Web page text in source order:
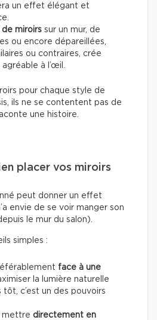
un effet élégant et
miroirs sur un mur, de
ou encore dépareillées,
ou contraires, crée
agréable à l’œil.
pour chaque style de
ils ne se contentent pas de
une histoire.
placer vos miroirs
peut donner un effet
envie de se voir manger son
le mur du salon).
simples :
face à une
la lumière naturelle
c’est un des pouvoirs
mettre directement en